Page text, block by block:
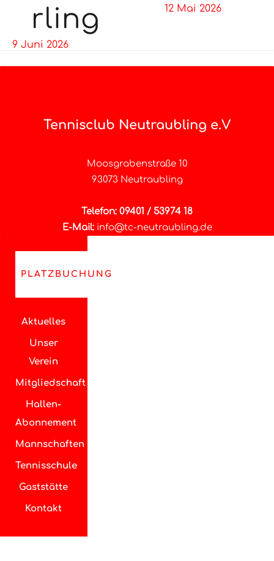
rling
9 Juni 2026
12 Mai 2026
Tennisclub Neutraubling e.V
Moosgrabenstraße 10
93073 Neutraubling
Telefon: 09401 / 53974 18
E-Mail: info@tc-neutraubling.de
PLATZBUCHUNG
Aktuelles
Unser
Verein
Mitgliedschaft
Hallen-
Abonnement
Mannschaften
Tennisschule
Gaststätte
Kontakt